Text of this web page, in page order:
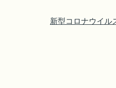
新型コロナウイル